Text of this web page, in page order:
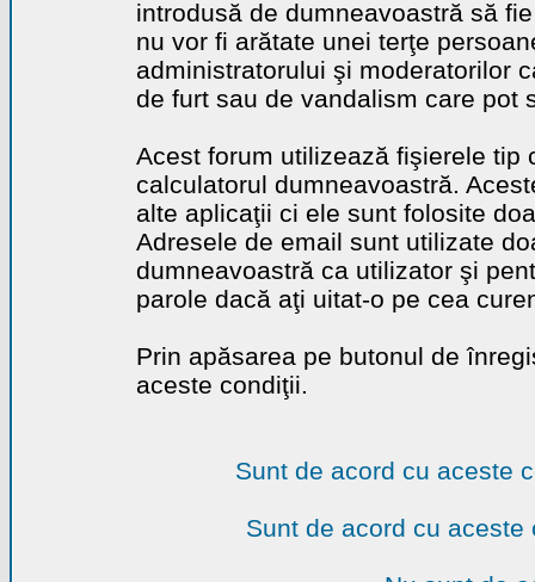
introdusă de dumneavoastră să
nu vor fi arătate unei terţe
administratorului şi moderatorilor
de furt sau de vandalism care pot
Acest forum utilizează fişierele tip
calculatorul dumneavoastră.
alte aplicaţii ci ele sunt folosite
Adresele de email sunt utilizate
dumneavoastră ca utilizator şi
parole dacă aţi uitat-o pe cea
Prin apăsarea pe butonul de
aceste condiţii.
Sunt de acord cu aceste
Sunt de acord cu